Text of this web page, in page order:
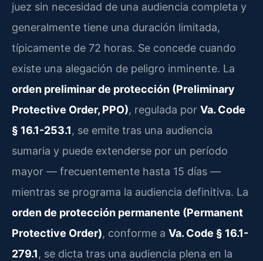
juez sin necesidad de una audiencia completa y
generalmente tiene una duración limitada,
típicamente de 72 horas. Se concede cuando
existe una alegación de peligro inminente. La
orden preliminar de protección (Preliminary
Protective Order, PPO), regulada por Va. Code
§ 16.1-253.1, se emite tras una audiencia
sumaria y puede extenderse por un período
mayor — frecuentemente hasta 15 días —
mientras se programa la audiencia definitiva. La
orden de protección permanente (Permanent
Protective Order), conforme a Va. Code § 16.1-
279.1, se dicta tras una audiencia plena en la